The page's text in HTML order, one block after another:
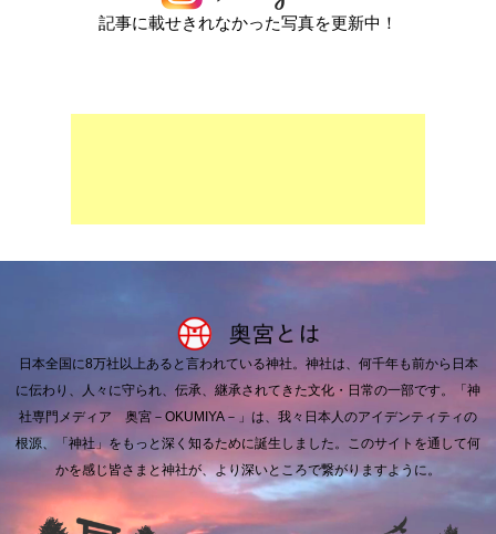
記事に載せきれなかった写真を更新中！
日本全国に8万社以上あると言われている神社。 神社は、何千年も前から日本
に伝わり、人々に守られ、伝承、継承されてきた文化・日常の一部です。
「神
社専門メディア 奥宮－OKUMIYA－」は、我々日本人のアイデンティティの
根源、「神社」をもっと深く知るために誕生しました。 このサイトを通して何
かを感じ皆さまと神社が、より深いところで繋がりますように。